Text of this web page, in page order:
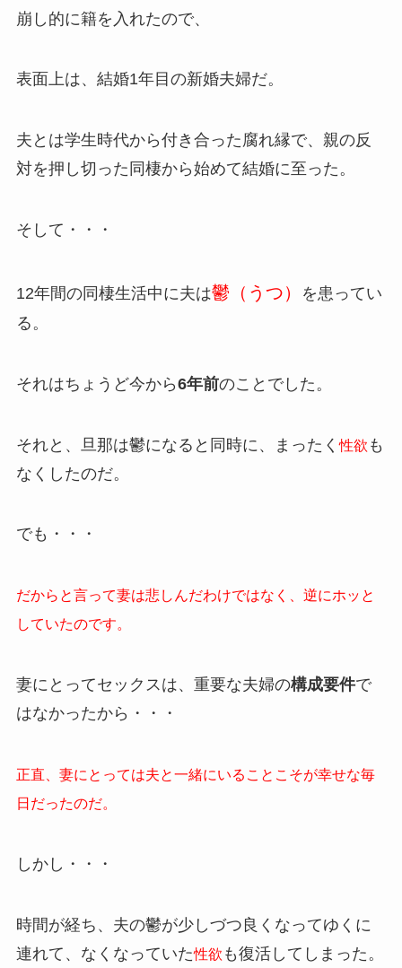
崩し的に籍を入れたので、
表面上は、結婚1年目の新婚夫婦だ。
夫とは学生時代から付き合った腐れ縁で、親の反
対を押し切った同棲から始めて結婚に至った。
そして・・・
12年間の同棲生活中に夫は鬱（うつ）
を患ってい
る。
それはちょうど今から6年前のことでした。
それと、旦那は鬱になると同時に、まったく性欲 も
なくしたのだ。
でも・・・
だからと言って妻は悲しんだわけではなく、逆にホッと
していたのです。
妻にとってセックスは、重要な夫婦の構成要件で
はなかったから・・・
正直、妻にとっては夫と一緒にいることこそが幸せな毎
日だったのだ。
しかし・・・
時間が経ち、夫の鬱が少しづつ良くなってゆくに
連れて、なくなっていた性欲 も復活してしまった。